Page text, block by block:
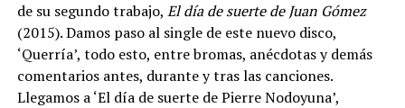
de su segundo trabajo, El día de suerte de Juan Gómez
(2015). Damos paso al single de este nuevo disco,
‘Querría’, todo esto, entre bromas, anécdotas y demás
comentarios antes, durante y tras las canciones.
Llegamos a ‘El día de suerte de Pierre Nodoyuna’,